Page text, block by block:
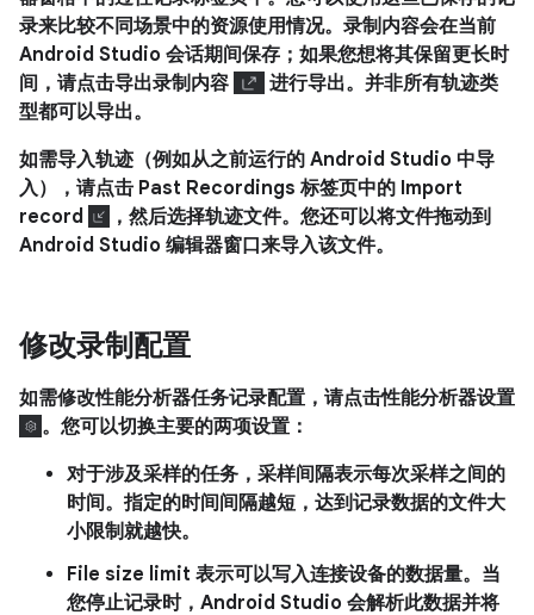
录来比较不同场景中的资源使用情况。录制内容会在当前
Android Studio 会话期间保存；如果您想将其保留更长时
间，请点击导出录制内容
进行导出。并非所有轨迹类
型都可以导出。
如需导入轨迹（例如从之前运行的 Android Studio 中导
入），请点击 Past Recordings 标签页中的 Import
record
，然后选择轨迹文件。您还可以将文件拖动到
Android Studio 编辑器窗口来导入该文件。
修改录制配置
如需修改性能分析器任务记录配置，请点击性能分析器设置
。您可以切换主要的两项设置：
对于涉及采样的任务， 采样间隔表示每次采样之间的
时间。指定的时间间隔越短，达到记录数据的文件大
小限制就越快。
File size limit 表示可以写入连接设备的数据量。当
您停止记录时，Android Studio 会解析此数据并将